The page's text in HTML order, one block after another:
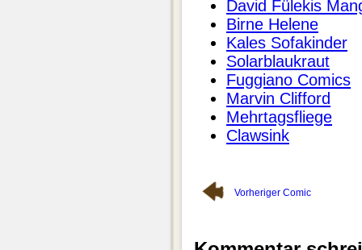
David Fülekis
Birne Helene
Kales Sofakinder
Solarblaukraut
Fuggiano Comics
Marvin Clifford
Mehrtagsfliege
Clawsink
Vorheriger Comic